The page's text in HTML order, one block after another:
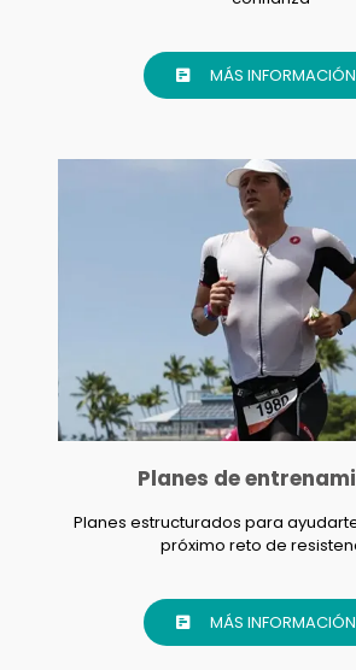
MÁS INFORMACIÓN
Planes de
Planes estructurados para
próximo reto de
MÁS INFORMACIÓN